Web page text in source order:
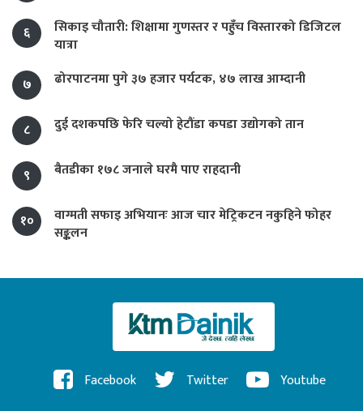
६
सिकाइ चौतारी: शिक्षामा गुणस्तर र पहुँच विस्तारको डिजिटल
यात्रा
७
ढोरपाटनमा पुगे ३७ हजार पर्यटक, ४७ लाख आम्दानी
८ दुई दशकपछि फेरि चल्यो हेटौंडा कपडा उद्योगको तान
९ बैतडीका १७८ जनाले घरमै पाए राहदानी
१०
वाग्मती सफाइ अभियानः आज चार मेट्रिकटन नकुहिने फोहर
सङ्कलन
Facebook Twitter Youtube